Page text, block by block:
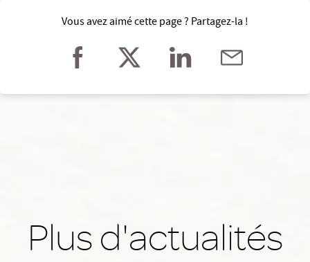
Vous avez aimé cette page ? Partagez-la !
Plus d'actualités